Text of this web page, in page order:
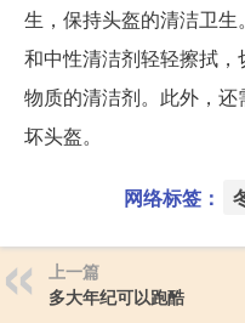
生，保持头盔的清洁卫
和中性清洁剂轻轻擦拭
物质的清洁剂。此外，
坏头盔。
网络标签：
上一篇
多大年纪可以跑酷